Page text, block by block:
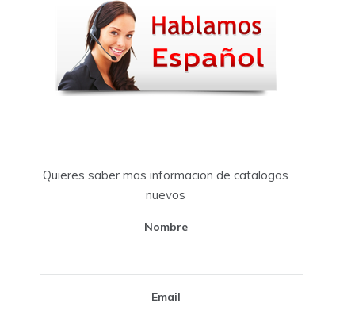
Quieres saber mas informacion de catalogos
nuevos
Nombre
Email